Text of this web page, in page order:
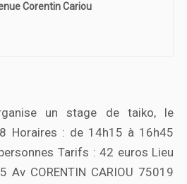
Corentin Cariou
un stage de taiko, le
Horaires : de 14h15 à 16h45
Tarifs : 42 euros Lieu
Av CORENTIN CARIOU 75019